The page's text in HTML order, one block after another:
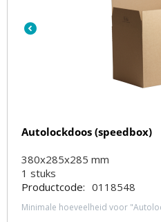
Autolockdoos (speedbox)
380x285x285 mm
1 stuks
Productcode: 0118548
Minimale hoeveelheid voor